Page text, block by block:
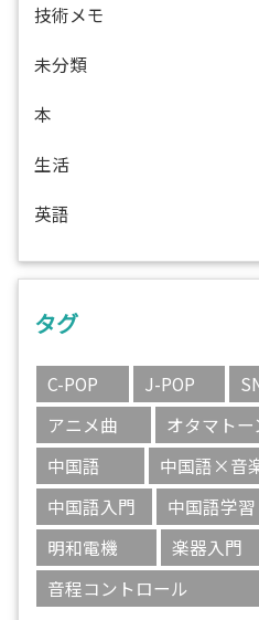
技術メモ
未分類
本
生活
英語
タグ
C-POP J-POP
アニメ曲
オタマトー
中国語
中国語×音
中国語入門
中国語学習
明和電機
楽器入門
音程コントロール